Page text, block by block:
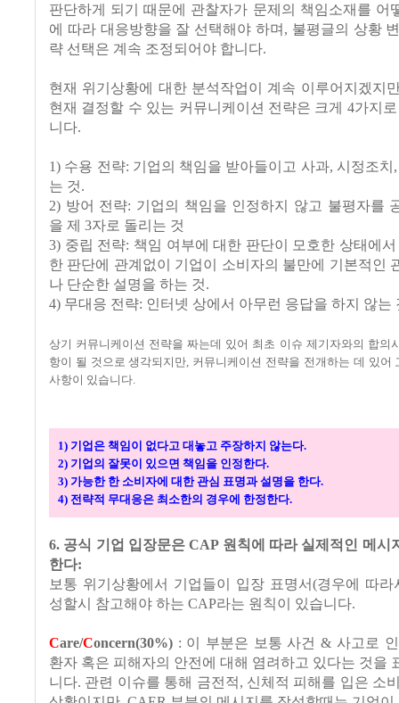
판단하게 되기 때문에 관찰자가 문제의 책임소재를 어
에 따라 대응방향을 잘 선택해야 하며, 불평글의 상황
략 선택은 계속 조정되어야 합니다.
현재 위기상황에 대한 분석작업이 계속 이루어지겠지
현재 결정할 수 있는 커뮤니케이션 전략은 크게 4가지
니다.
1) 수용 전략: 기업의 책임을 받아들이고 사과, 시정조치
는 것.
2) 방어 전략: 기업의 책임을 인정하지 않고 불평자를
을 제 3자로 돌리는 것
3) 중립 전략: 책임 여부에 대한 판단이 모호한 상태에
한 판단에 관계없이 기업이 소비자의 불만에 기본적인
나 단순한 설명을 하는 것.
4) 무대응 전략: 인터넷 상에서 아무런 응답을 하지 않는
상기 커뮤니케이션 전략을 짜는데 있어 최초 이슈 제기자와의 합의
항이 될 것으로 생각되지만, 커뮤니케이션 전략을 전개하는 데 있어
사항이 있습니다.
1) 기업은 책임이 없다고 대놓고 주장하지 않는다.
2) 기업의 잘못이 있으면 책임을 인정한다.
3) 가능한 한 소비자에 대한 관심 표명과 설명을 한다.
4) 전략적 무대응은 최소한의 경우에 한정한다.
6. 공식 기업 입장문은 CAP 원칙에 따라 실제적인 메시
한다:
보통 위기상황에서 기업들이 입장 표명서(경우에 따
성할시 참고해야 하는 CAP라는 원칙이 있습니다.
Care/Concern(30%) : 이 부분은 보통 사건 & 사고로
환자 혹은 피해자의 안전에 대해 염려하고 있다는 것을
니다. 관련 이슈를 통해 금전적, 신체적 피해를 입은 소